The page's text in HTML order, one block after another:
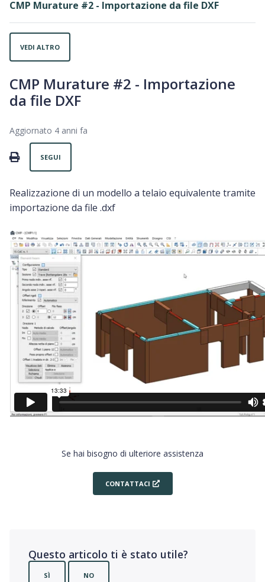
CMP Murature #2 - Importazione da file DXF
VEDI ALTRO
CMP Murature #2 - Importazione
da file DXF
Aggiornato 4 anni fa
PRINT
SEGUI
Realizzazione di un modello a telaio equivalente tramite
importazione da file .dxf
Se hai bisogno di ulteriore assistenza
CONTATTACI
Questo articolo ti è stato utile?
SÌ NO